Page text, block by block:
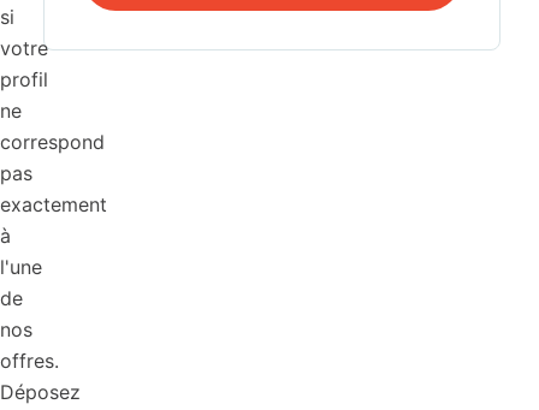
si
votre
profil
ne
correspond
pas
exactement
à
l'une
de
nos
offres.
Déposez